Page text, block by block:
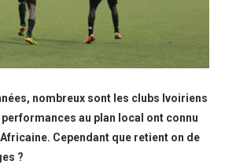
nombreux sont les clubs Ivoiriens
au plan local ont connu
Cependant que retient on de
?